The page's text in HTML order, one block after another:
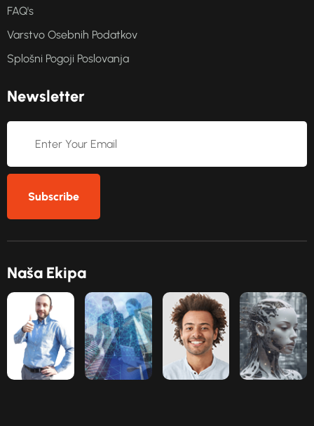
FAQ's
Varstvo Osebnih Podatkov
Splošni Pogoji Poslovanja
Newsletter
Subscribe
Naša Ekipa